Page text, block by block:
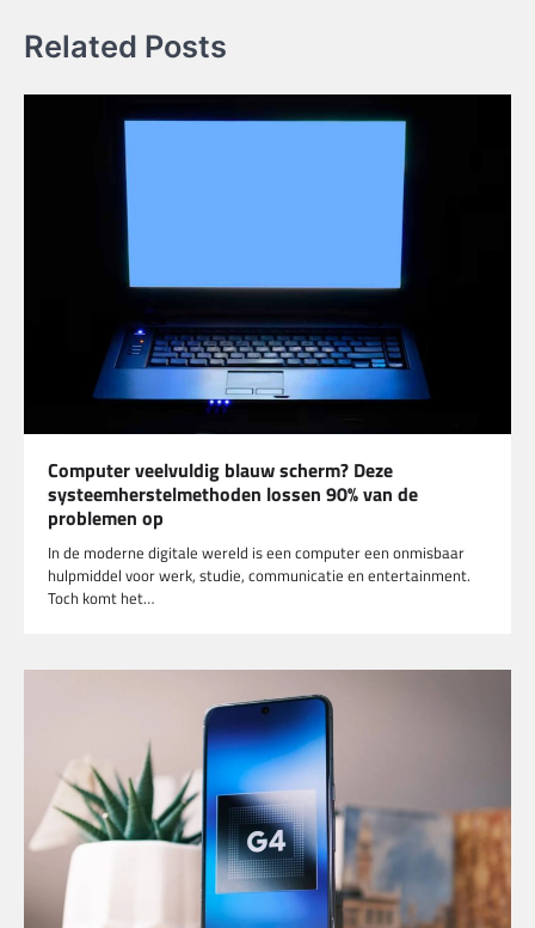
Related Posts
Computer veelvuldig blauw scherm? Deze
systeemherstelmethoden lossen 90% van de
problemen op
In de moderne digitale wereld is een computer een onmisbaar
hulpmiddel voor werk, studie, communicatie en entertainment.
Toch komt het…